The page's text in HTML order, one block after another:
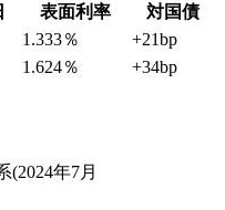
表面利率
対国債
1.333％
+21bp
1.624％ +34bp
(2024年7月